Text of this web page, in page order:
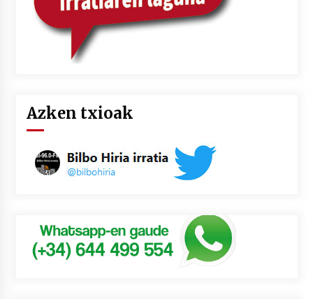
Azken txioak